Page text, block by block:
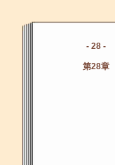
- 28 -
第28章